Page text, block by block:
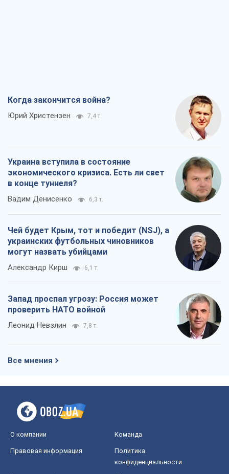
Когда закончится война?
Юрий Христензен 7,4 т.
Украина вступила в состояние
экономического кризиса. Есть ли свет
в конце туннеля?
Вадим Денисенко 6,3 т.
Чей будет Крым, тот и победит (NSJ), а
украинских футбольных чиновников
могут назвать убийцами
Александр Кирш 6,1 т.
Запад проспал угрозу: Россия может
проверить НАТО войной
Леонид Невзлин 7,8 т.
Все мнения
О компании Команда
Правовая информация
Политика
конфиденциальности